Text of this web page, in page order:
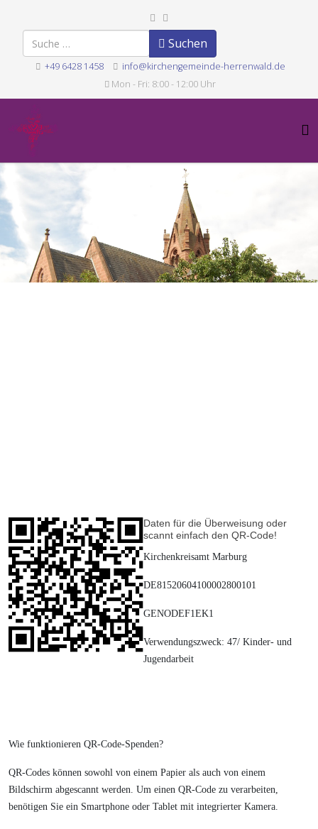
Suchen Suchen
+49 6428 1458
info@kirchengemeinde-herrenwald.de
Mon - Fri: 8:00 - 12:00 Uhr
Daten für die Überweisung oder
scannt einfach den QR-Code!
Kirchenkreisamt Marburg
DE81520604100002800101
GENODEF1EK1
Verwendungszweck: 47/ Kinder- und
Jugendarbeit
Wie funktionieren QR-Code-Spenden?
QR-Codes können sowohl von einem Papier als auch von einem
Bildschirm abgescannt werden. Um einen QR-Code zu verarbeiten,
benötigen Sie ein Smartphone oder Tablet mit integrierter Kamera.